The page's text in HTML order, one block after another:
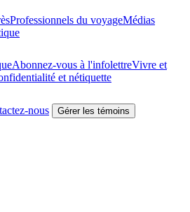
Professionnels du voyageMédias
Abonnez-vous à l'infolettreVivre et
et nétiquette
nous Gérer les témoins